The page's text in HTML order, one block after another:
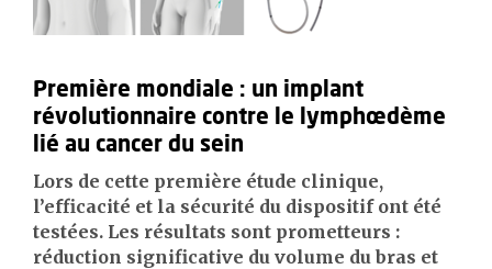
Première mondiale : un implant
révolutionnaire contre le lymphœdème
lié au cancer du sein
Lors de cette première étude clinique,
l’efficacité et la sécurité du dispositif ont été
testées. Les résultats sont prometteurs :
réduction significative du volume du bras et